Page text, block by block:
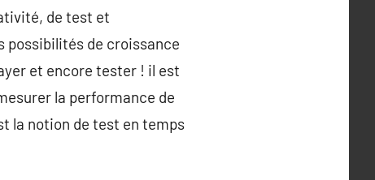
de test et
possibilités de croissance
et encore tester ! il est
la performance de
la notion de test en temps